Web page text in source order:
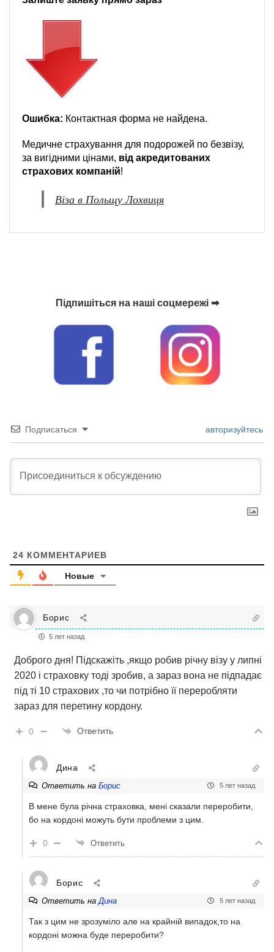
Ошибка: Контактная форма не найдена.
Медичне страхування для подорожей по безвізу,
за вигідними цінами, від акредитованих
страхових компаній!
Віза в Польщу Лохвиця
Підпишіться на наші соцмережі ➡
Подписаться авторизуйтесь
24 КОММЕНТАРИЕВ
Новые
Борис
5 лет назад
Доброго дня! Підскажіть ,якщо робив річну візу у липні
2020 і страховку тоді зробив, а зараз вона не підпадає
під ті 10 страхових ,то чи потрібно її переробляти
зараз для перетину кордону.
0 Ответить
Дина
Ответить на Борис 5 лет назад
В мене була річна страховка, мені сказали переробити,
бо на кордоні можуть бути проблеми з цим.
0 Ответить
Борис
Ответить на Дина 5 лет назад
Так з цим не зрозуміло але на крайній випадок,то на
кордоні можна буде переробити?